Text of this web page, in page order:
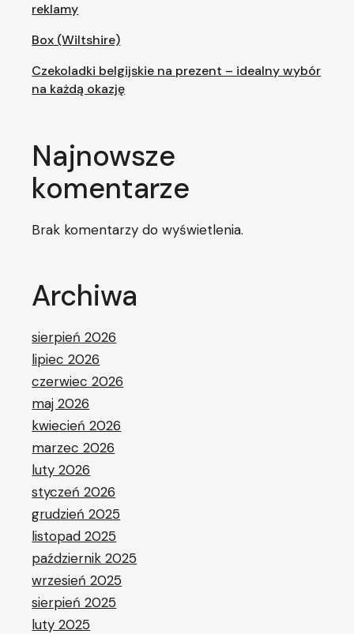
reklamy
Box (Wiltshire)
Czekoladki belgijskie na prezent – idealny wybór
na każdą okazję
Najnowsze
komentarze
Brak komentarzy do wyświetlenia.
Archiwa
sierpień 2026
lipiec 2026
czerwiec 2026
maj 2026
kwiecień 2026
marzec 2026
luty 2026
styczeń 2026
grudzień 2025
listopad 2025
październik 2025
wrzesień 2025
sierpień 2025
luty 2025